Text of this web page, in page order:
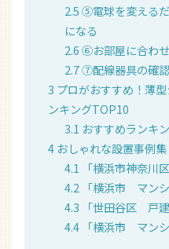
2.5⑤電球を変える
になる
2.6⑥お部屋に合わ
2.7⑦配線器具の確認
3 プロがおすすめ！薄
ンキングTOP10
3.1 おすすめランキ
4 おしゃれな設置事例集
4.1
「横浜市神奈
4.2 「横浜市 マン
4.3 「世田谷区 戸
4.4 「横浜市 マン